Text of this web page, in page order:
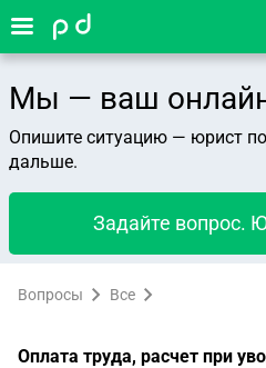
Мы — ваш
Опишите ситуацию — юрист
дальше.
Задайте вопрос.
Вопросы Все
Оплата труда, расчет при